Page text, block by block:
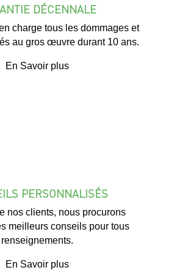
DÉCENNALE
charge tous les dommages et
au gros œuvre durant 10 ans.
En Savoir plus
PERSONNALISÉS
nos clients, nous procurons
meilleurs conseils pour tous
renseignements.
En Savoir plus